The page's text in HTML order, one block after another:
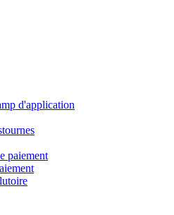
d'application
paiement